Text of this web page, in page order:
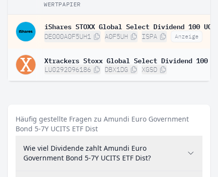
WERTPAPIER
DE000A0F5UH1 A0F5UH ISPA Anzeige
LU0292096186 DBX1DG XGSD
Häufig gestellte Fragen zu Amundi Euro Government
Bond 5-7Y UCITS ETF Dist
Wie viel Dividende zahlt Amundi Euro
Government Bond 5-7Y UCITS ETF Dist?